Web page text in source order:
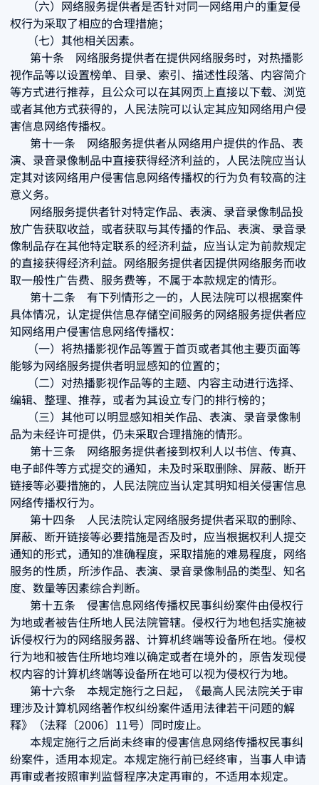
（六）网络服务提供者是否针对同一网络用户的重复侵
权行为采取了相应的合理措施；
（七）其他相关因素。
第十条 网络服务提供者在提供网络服务时，对热播影
视作品等以设置榜单、目录、索引、描述性段落、内容简介
等方式进行推荐，且公众可以在其网页上直接以下载、浏览
或者其他方式获得的，人民法院可以认定其应知网络用户侵
害信息网络传播权。
第十一条 网络服务提供者从网络用户提供的作品、表
演、录音录像制品中直接获得经济利益的，人民法院应当认
定其对该网络用户侵害信息网络传播权的行为负有较高的注
意义务。
网络服务提供者针对特定作品、表演、录音录像制品投
放广告获取收益，或者获取与其传播的作品、表演、录音录
像制品存在其他特定联系的经济利益，应当认定为前款规定
的直接获得经济利益。网络服务提供者因提供网络服务而收
取一般性广告费、服务费等，不属于本款规定的情形。
第十二条 有下列情形之一的，人民法院可以根据案件
具体情况，认定提供信息存储空间服务的网络服务提供者应
知网络用户侵害信息网络传播权：
（一）将热播影视作品等置于首页或者其他主要页面等
能够为网络服务提供者明显感知的位置的；
（二）对热播影视作品等的主题、内容主动进行选择、
编辑、整理、推荐，或者为其设立专门的排行榜的；
（三）其他可以明显感知相关作品、表演、录音录像制
品为未经许可提供，仍未采取合理措施的情形。
第十三条 网络服务提供者接到权利人以书信、传真、
电子邮件等方式提交的通知，未及时采取删除、屏蔽、断开
链接等必要措施的，人民法院应当认定其明知相关侵害信息
网络传播权行为。
第十四条 人民法院认定网络服务提供者采取的删除、
屏蔽、断开链接等必要措施是否及时，应当根据权利人提交
通知的形式，通知的准确程度，采取措施的难易程度，网络
服务的性质，所涉作品、表演、录音录像制品的类型、知名
度、数量等因素综合判断。
第十五条 侵害信息网络传播权民事纠纷案件由侵权行
为地或者被告住所地人民法院管辖。侵权行为地包括实施被
诉侵权行为的网络服务器、计算机终端等设备所在地。侵权
行为地和被告住所地均难以确定或者在境外的，原告发现侵
权内容的计算机终端等设备所在地可以视为侵权行为地。
第十六条 本规定施行之日起，《最高人民法院关于审
理涉及计算机网络著作权纠纷案件适用法律若干问题的解
释》（法释〔2006〕11号）同时废止。
本规定施行之后尚未终审的侵害信息网络传播权民事纠
纷案件，适用本规定。本规定施行前已经终审，当事人申请
再审或者按照审判监督程序决定再审的，不适用本规定。